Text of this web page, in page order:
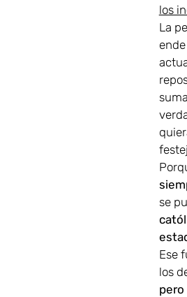
los
La
se
Ese
los
pero